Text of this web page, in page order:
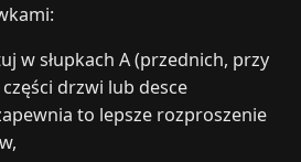
w słupkach A (przednich, przy
drzwi lub desce
to lepsze rozproszenie